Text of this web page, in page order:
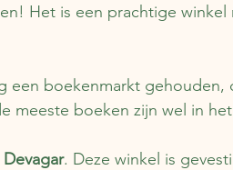
Het is een prachtige
een boekenmarkt gehouden,
meeste boeken zijn wel in
Devagar. Deze winkel is